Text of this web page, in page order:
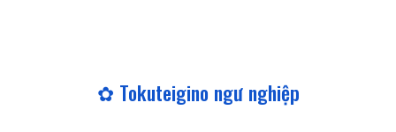
✿ Tokuteigino ngư nghiệp